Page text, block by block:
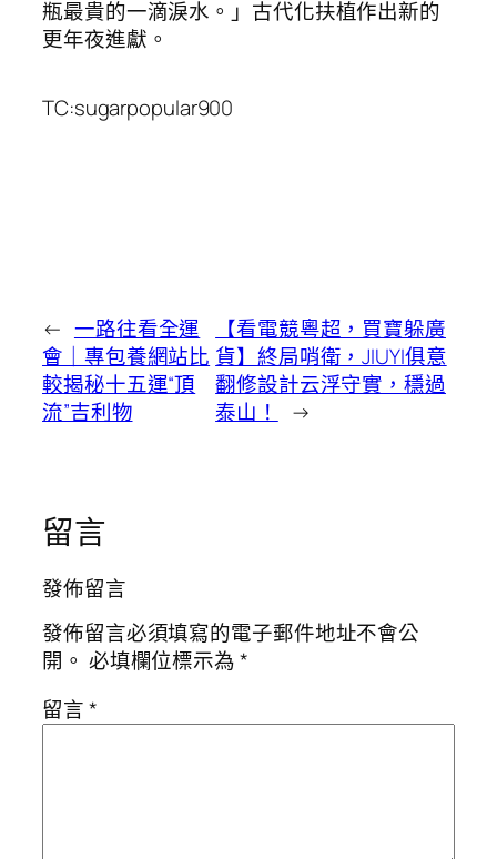
瓶最貴的一滴淚水。」古代化扶植作出新的
更年夜進獻。
TC:sugarpopular900
← 一路往看全運
會｜專包養網站比
較揭秘十五運“頂
流”吉利物
【看電競粵超，買寶躲廣
貨】終局哨衛，JIUYI俱意
翻修設計云浮守實，穩過
泰山！
→
留言
發佈留言
發佈留言必須填寫的電子郵件地址不會公
開。 必填欄位標示為*
留言*